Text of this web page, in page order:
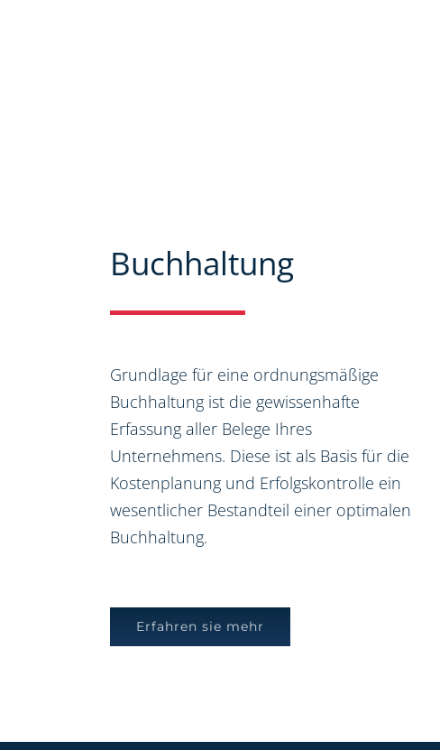
Buchhaltung
Grundlage für eine ordnungsmäßige
Buchhaltung ist die gewissenhafte
Erfassung aller Belege Ihres
Unternehmens. Diese ist als Basis für die
Kostenplanung und Erfolgskontrolle ein
wesentlicher Bestandteil einer optimalen
Buchhaltung.
Erfahren sie mehr